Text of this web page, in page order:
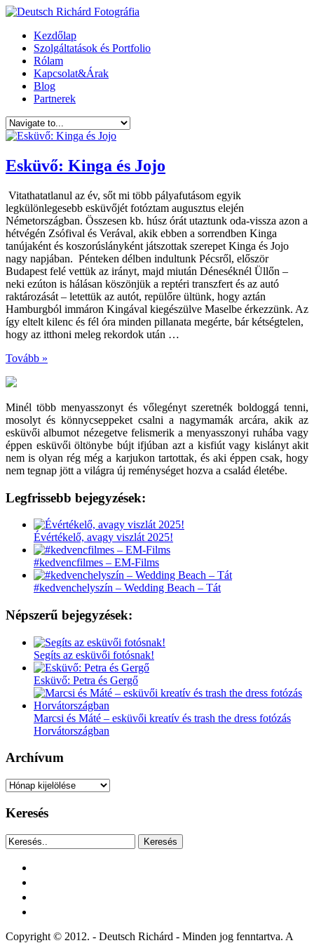
Kezdőlap
Szolgáltatások és Portfolio
Rólam
Kapcsolat&Árak
Blog
Partnerek
Esküvő: Kinga és Jojo
Vitathatatlanul az év, sőt mi több pályafutásom egyik
legkülönlegesebb esküvőjét fotóztam augusztus elején
Németországban. Összesen kb. húsz órát utaztunk oda-vissza azon a
hétvégén Zsófival és Verával, akik ebben a sorrendben Kinga
tanújaként és koszorúslányként játszottak szerepet Kinga és Jojo
nagy napjában. Pénteken délben indultunk Pécsről, először
Budapest felé vettük az irányt, majd miután Déneséknél Üllőn –
neki ezúton is hálásan köszönjük a reptéri transzfert és az autó
raktározását – letettük az autót, repülőre ültünk, hogy aztán
Hamburgból immáron Kingával kiegészülve Maselbe érkezzünk. Az
így eltelt kilenc és fél óra minden pillanata megérte, bár kétségtelen,
hogy az itthoni meleg rekordok után …
Tovább »
Minél több menyasszonyt és vőlegényt szeretnék boldoggá tenni,
mosolyt és könnycseppeket csalni a nagymamák arcára, akik az
esküvői albumot nézegetve felismerik a menyasszonyi ruhába vagy
éppen esküvői öltönybe bújt ifjúban azt a kisfiút vagy kislányt akit
nem is olyan rég még a karjukon tartottak, és aki éppen csak, hogy
nem tegnap jött a világra új reménységet hozva a család életébe.
Legfrissebb bejegyzések:
Évértékelő, avagy viszlát 2025!
#kedvencfilmes – EM-Films
#kedvenchelyszín – Wedding Beach – Tát
Népszerű bejegyzések:
Segíts az esküvői fotósnak!
Esküvő: Petra és Gergő
Marcsi és Máté – esküvői kreatív és trash the dress fotózás
Horvátországban
Archívum
Archívum
Keresés
Keresés
Copyright © 2012. - Deutsch Richárd - Minden jog fenntartva. A